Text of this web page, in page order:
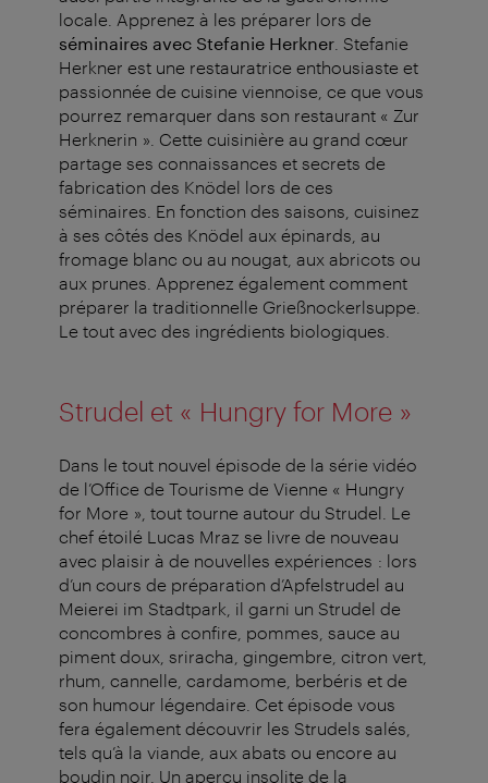
locale. Apprenez à les préparer lors de
séminaires avec Stefanie Herkner . Stefanie
Herkner est une restauratrice enthousiaste et
passionnée de cuisine viennoise, ce que vous
pourrez remarquer dans son restaurant « Zur
Herknerin ». Cette cuisinière au grand cœur
partage ses connaissances et secrets de
fabrication des Knödel lors de ces
séminaires. En fonction des saisons, cuisinez
à ses côtés des Knödel aux épinards, au
fromage blanc ou au nougat, aux abricots ou
aux prunes. Apprenez également comment
préparer la traditionnelle Grießnockerlsuppe.
Le tout avec des ingrédients biologiques.
Strudel et « Hungry for More »
Dans le tout nouvel épisode de la série vidéo
de l’Office de Tourisme de Vienne « Hungry
for More », tout tourne autour du Strudel. Le
chef étoilé Lucas Mraz se livre de nouveau
avec plaisir à de nouvelles expériences : lors
d’un cours de préparation d’Apfelstrudel au
Meierei im Stadtpark, il garni un Strudel de
concombres à confire, pommes, sauce au
piment doux, sriracha, gingembre, citron vert,
rhum, cannelle, cardamome, berbéris et de
son humour légendaire. Cet épisode vous
fera également découvrir les Strudels salés,
tels qu’à la viande, aux abats ou encore au
boudin noir. Un aperçu insolite de la